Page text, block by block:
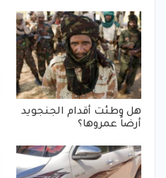
هل وطئت أقدام الجنجويد
أرضاً عمروها؟